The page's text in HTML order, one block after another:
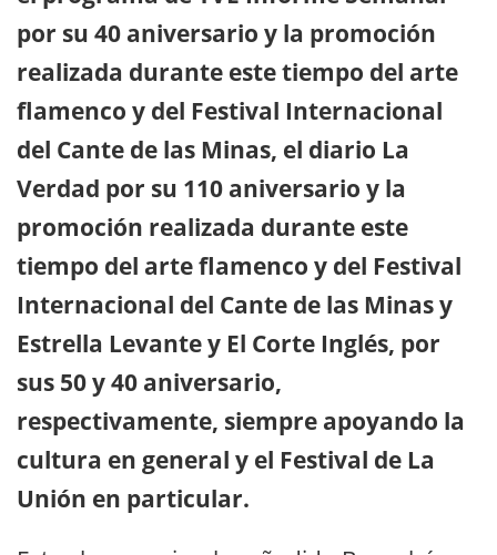
por su 40 aniversario y la promoción
realizada durante este tiempo del arte
flamenco y del Festival Internacional
del Cante de las Minas, el diario La
Verdad por su 110 aniversario y la
promoción realizada durante este
tiempo del arte flamenco y del Festival
Internacional del Cante de las Minas y
Estrella Levante y El Corte Inglés, por
sus 50 y 40 aniversario,
respectivamente, siempre apoyando la
cultura en general y el Festival de La
Unión en particular.